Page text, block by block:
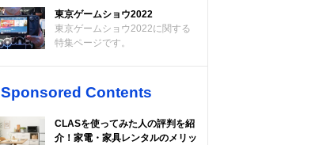
東京ゲームショウ2022
東京ゲームショウ2022に関する
特集ページです。
Sponsored Contents
CLASを使ってみた人の評判を紹
介！家電・家具レンタルのメリッ